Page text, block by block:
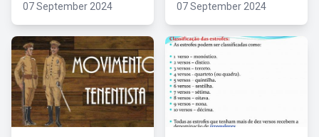
07 September 2024 07 September 2024